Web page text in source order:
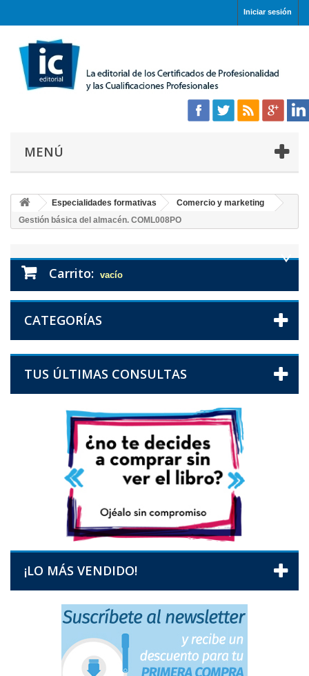
Iniciar sesión
MENÚ
Especialidades formativas
Comercio y marketing
Gestión básica del almacén. COML008PO
Carrito: vacío
CATEGORÍAS
TUS ÚLTIMAS CONSULTAS
¡LO MÁS VENDIDO!